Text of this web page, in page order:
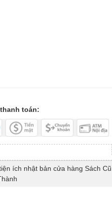
toán:
ích nhật bản cửa hàng Sách Cũ